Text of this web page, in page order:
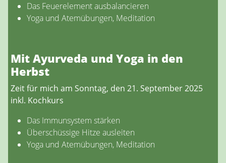
Das Feuerelement ausbalancieren
Yoga und Atemübungen, Meditation
Mit Ayurveda und Yoga in den
Herbst
Zeit für mich am Sonntag, den 21. September 2025
inkl. Kochkurs
Das Immunsystem stärken
Überschüssige Hitze ausleiten
Yoga und Atemübungen, Meditation